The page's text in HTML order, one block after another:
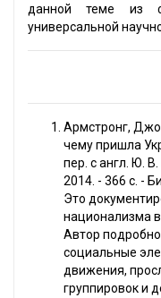
данной теме из
универсальной
Армстронг,
чему пришла
пер. с англ. Ю.
2014. - 366 с. -
Это
национализма
Автор
социальные
движения,
группировок и